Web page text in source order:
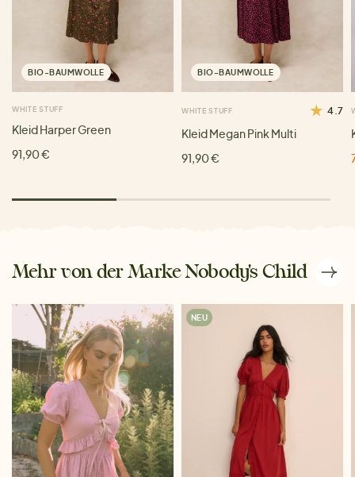
BIO-BAUMWOLLE
WHITE STUFF
Kleid Harper Green
91,90 €
BIO-BAUMWOLLE
WHITE STUFF 4.7
Kleid Megan Pink Multi
91,90 €
Mehr von der Marke Nobody's Child
NEU